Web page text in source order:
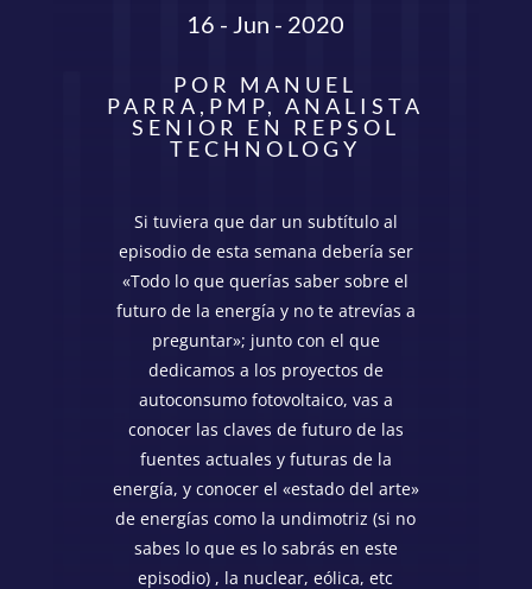
16 - Jun - 2020
POR MANUEL
PARRA,PMP, ANALISTA
SENIOR EN REPSOL
TECHNOLOGY
Si tuviera que dar un subtítulo al
episodio de esta semana debería ser
«Todo lo que querías saber sobre el
futuro de la energía y no te atrevías a
preguntar»; junto con el que
dedicamos a los proyectos de
autoconsumo fotovoltaico, vas a
conocer las claves de futuro de las
fuentes actuales y futuras de la
energía, y conocer el «estado del arte»
de energías como la undimotriz (si no
sabes lo que es lo sabrás en este
episodio) , la nuclear, eólica, etc